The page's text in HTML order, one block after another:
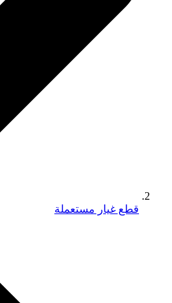
قطع غيار مستعملة